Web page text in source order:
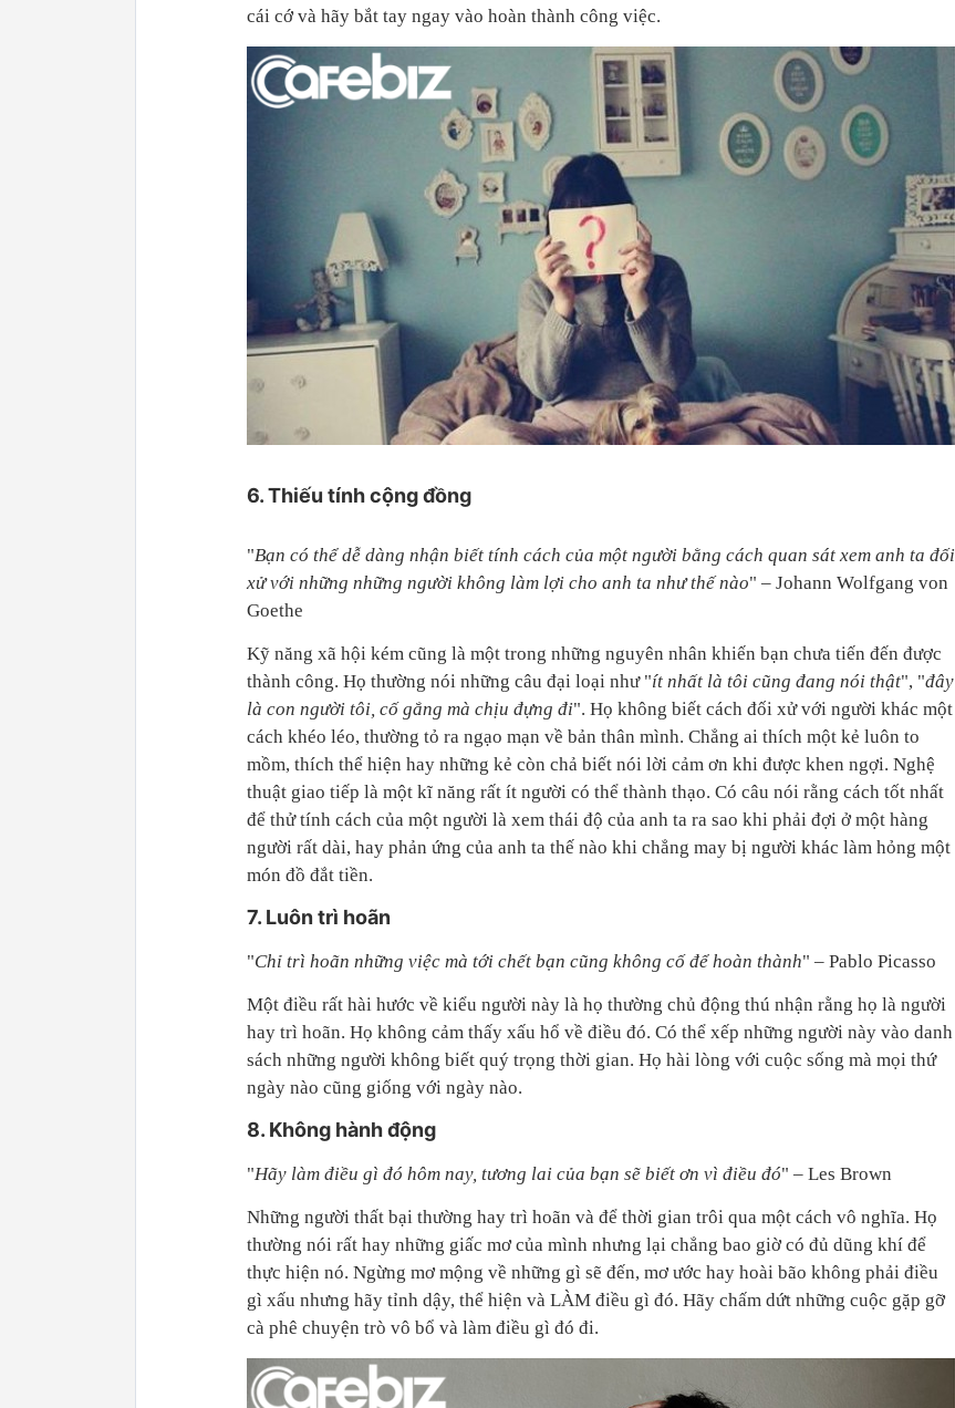
cái cớ và hãy bắt tay ngay vào hoàn thành công việc.
6. Thiếu tính cộng đồng
"Bạn có thể dễ dàng nhận biết tính cách của một người bằng cách quan sát xem anh ta đối
xử với những những người không làm lợi cho anh ta như thế nào" – Johann Wolfgang von
Goethe
Kỹ năng xã hội kém cũng là một trong những nguyên nhân khiến bạn chưa tiến đến được
thành công. Họ thường nói những câu đại loại như "ít nhất là tôi cũng đang nói thật", "đây
là con người tôi, cố gắng mà chịu đựng đi". Họ không biết cách đối xử với người khác một
cách khéo léo, thường tỏ ra ngạo mạn về bản thân mình. Chẳng ai thích một kẻ luôn to
mồm, thích thể hiện hay những kẻ còn chả biết nói lời cảm ơn khi được khen ngợi. Nghệ
thuật giao tiếp là một kĩ năng rất ít người có thể thành thạo. Có câu nói rằng cách tốt nhất
để thử tính cách của một người là xem thái độ của anh ta ra sao khi phải đợi ở một hàng
người rất dài, hay phản ứng của anh ta thế nào khi chẳng may bị người khác làm hỏng một
món đồ đắt tiền.
7. Luôn trì hoãn
"Chỉ trì hoãn những việc mà tới chết bạn cũng không cố để hoàn thành" – Pablo Picasso
Một điều rất hài hước về kiểu người này là họ thường chủ động thú nhận rằng họ là người
hay trì hoãn. Họ không cảm thấy xấu hổ về điều đó. Có thể xếp những người này vào danh
sách những người không biết quý trọng thời gian. Họ hài lòng với cuộc sống mà mọi thứ
ngày nào cũng giống với ngày nào.
8. Không hành động
"Hãy làm điều gì đó hôm nay, tương lai của bạn sẽ biết ơn vì điều đó" – Les Brown
Những người thất bại thường hay trì hoãn và để thời gian trôi qua một cách vô nghĩa. Họ
thường nói rất hay những giấc mơ của mình nhưng lại chẳng bao giờ có đủ dũng khí để
thực hiện nó. Ngừng mơ mộng về những gì sẽ đến, mơ ước hay hoài bão không phải điều
gì xấu nhưng hãy tỉnh dậy, thể hiện và LÀM điều gì đó. Hãy chấm dứt những cuộc gặp gỡ
cà phê chuyện trò vô bổ và làm điều gì đó đi.